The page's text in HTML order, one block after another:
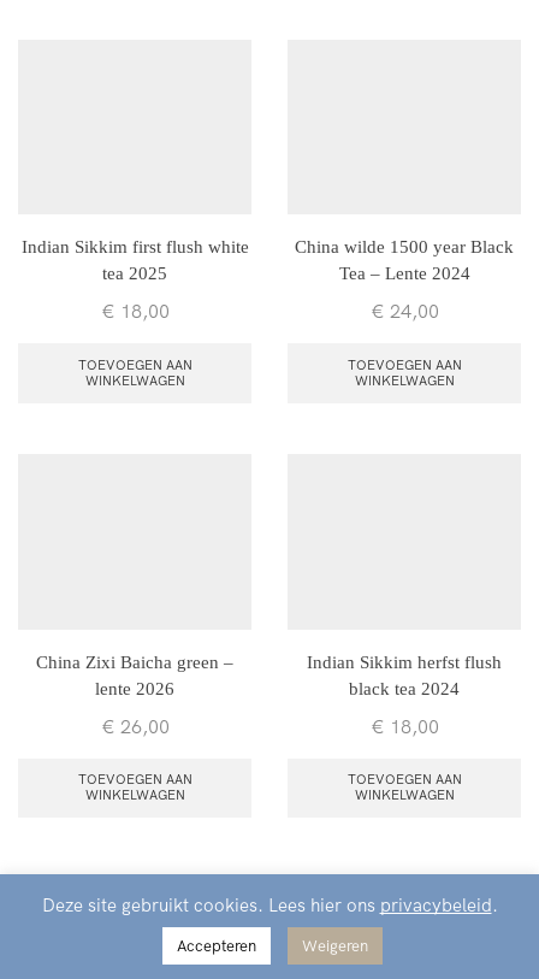
Indian Sikkim first flush white
tea 2025
€ 18,00
TOEVOEGEN AAN
WINKELWAGEN
China wilde 1500 year Black
Tea – Lente 2024
€ 24,00
TOEVOEGEN AAN
WINKELWAGEN
China Zixi Baicha green –
lente 2026
€ 26,00
TOEVOEGEN AAN
WINKELWAGEN
Indian Sikkim herfst flush
black tea 2024
€ 18,00
TOEVOEGEN AAN
WINKELWAGEN
Shop Winkelmand
Deze site gebruikt cookies. Lees hier ons privacybeleid.
Accepteren Weigeren